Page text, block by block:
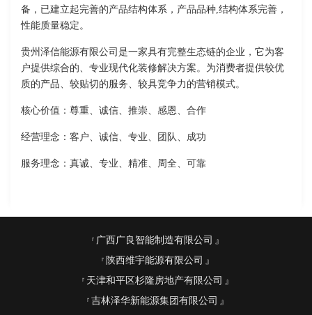
备，已建立起完善的产品结构体系，产品品种,结构体系完善，
性能质量稳定。
贵州泽信能源有限公司是一家具有完整生态链的企业，它为客
户提供综合的、专业现代化装修解决方案。为消费者提供较优
质的产品、较贴切的服务、较具竞争力的营销模式。
核心价值：尊重、诚信、推崇、感恩、合作
经营理念：客户、诚信、专业、团队、成功
服务理念：真诚、专业、精准、周全、可靠
广西广良智能制造有限公司
陕西维宇能源有限公司
天津和平区杉隆房地产有限公司
吉林泽华新能源集团有限公司